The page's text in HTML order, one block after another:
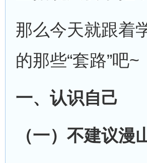
那么今天就跟着
的那些“套路”吧~
一、认识自己
（一）不建议漫